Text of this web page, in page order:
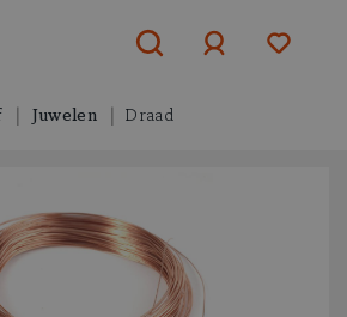
ofaanmelden
Juwelen Draad